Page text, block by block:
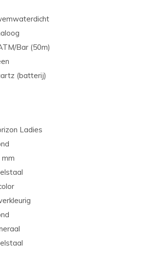
Bar (50m)
(batterij)
Ladies
mm